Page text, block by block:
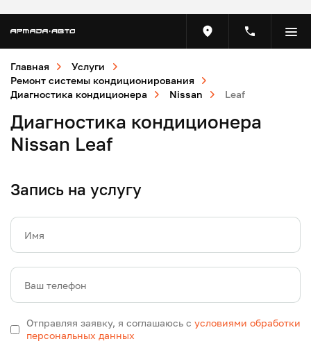
Главная
Услуги
Ремонт системы кондиционирования
Диагностика кондиционера
Nissan Leaf
Диагностика кондиционера
Nissan Leaf
Запись на услугу
Имя
Ваш телефон
Отправляя заявку, я соглашаюсь с условиями обработки
персональных данных